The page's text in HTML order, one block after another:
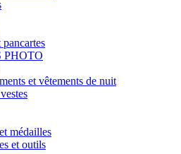
pancartes
PHOTO
et vêtements de nuit
médailles
et outils